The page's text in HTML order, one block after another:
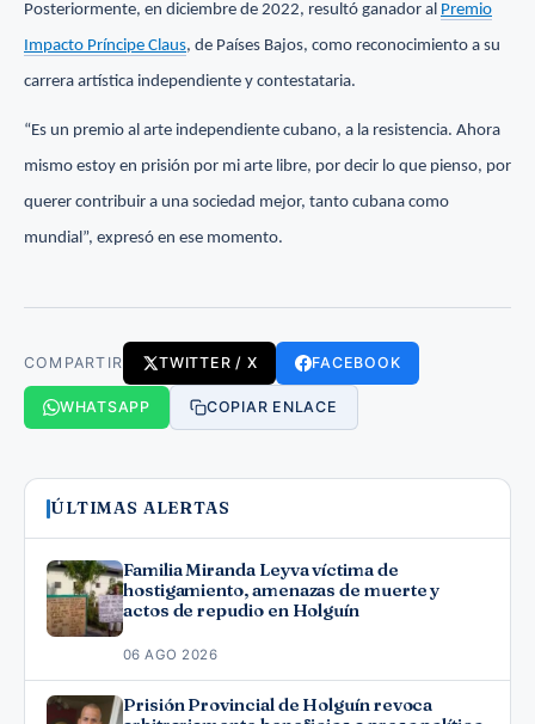
Posteriormente, en diciembre de 2022, resultó ganador al Premio
Impacto Príncipe Claus, de Países Bajos, como reconocimiento a su
carrera artística independiente y contestataria.
“Es un premio al arte independiente cubano, a la resistencia. Ahora
mismo estoy en prisión por mi arte libre, por decir lo que pienso, por
querer contribuir a una sociedad mejor, tanto cubana como
mundial”, expresó en ese momento.
COMPARTIR TWITTER / X FACEBOOK
WHATSAPP COPIAR ENLACE
ÚLTIMAS ALERTAS
Familia Miranda Leyva víctima de
hostigamiento, amenazas de muerte y
actos de repudio en Holguín
06 AGO 2026
Prisión Provincial de Holguín revoca